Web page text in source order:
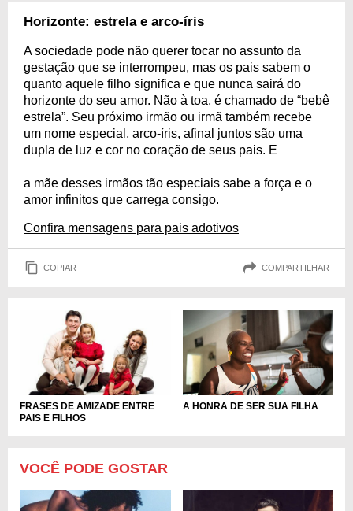
Horizonte: estrela e arco-íris
A sociedade pode não querer tocar no assunto da
gestação que se interrompeu, mas os pais sabem o
quanto aquele filho significa e que nunca sairá do
horizonte do seu amor. Não à toa, é chamado de “bebê
estrela”. Seu próximo irmão ou irmã também recebe
um nome especial, arco-íris, afinal juntos são uma
dupla de luz e cor no coração de seus pais. E
a mãe desses irmãos tão especiais sabe a força e o
amor infinitos que carrega consigo.
Confira mensagens para pais adotivos
COPIAR COMPARTILHAR
FRASES DE AMIZADE ENTRE
PAIS E FILHOS
A HONRA DE SER SUA FILHA
VOCÊ PODE GOSTAR